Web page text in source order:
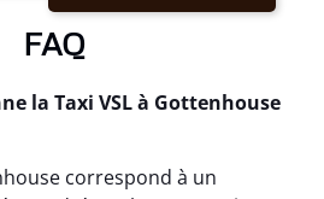
FAQ
la Taxi VSL à Gottenhouse
correspond à un